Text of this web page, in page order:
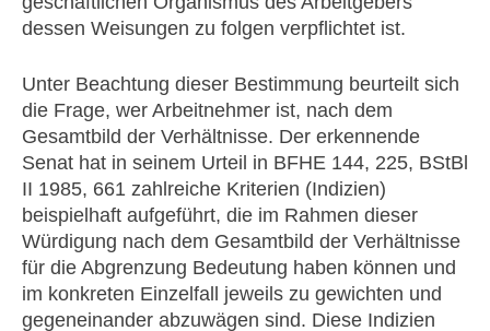
dessen Weisungen zu folgen verpflichtet ist.
Unter Beachtung dieser Bestimmung beurteilt sich
die Frage, wer Arbeitnehmer ist, nach dem
Gesamtbild der Verhältnisse. Der erkennende
Senat hat in seinem Urteil in BFHE 144, 225, BStBl
II 1985, 661 zahlreiche Kriterien (Indizien)
beispielhaft aufgeführt, die im Rahmen dieser
Würdigung nach dem Gesamtbild der Verhältnisse
für die Abgrenzung Bedeutung haben können und
im konkreten Einzelfall jeweils zu gewichten und
gegeneinander abzuwägen sind. Diese Indizien